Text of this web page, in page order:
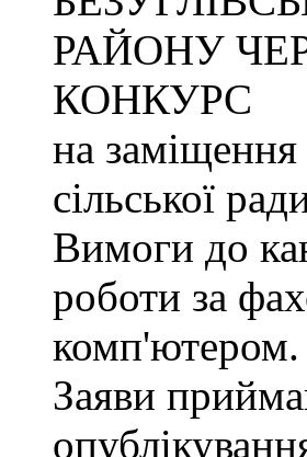
РАЙОНУ
КОНКУРС
на заміщення
сільської
Вимоги до
роботи за
комп'ютером.
Заяви